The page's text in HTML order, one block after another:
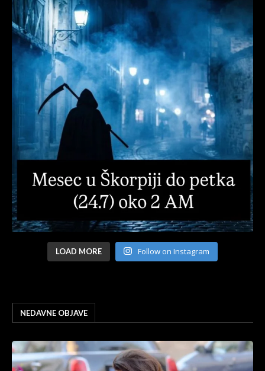
LOAD MORE Follow on Instagram
NEDAVNE OBJAVE